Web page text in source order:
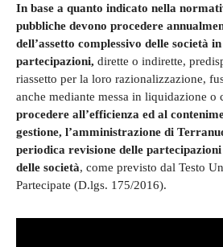
In base a quanto indicato nella
pubbliche devono procedere
dell’assetto complessivo delle società
partecipazioni, dirette o indirette,
riassetto per la loro razionalizzazione,
anche mediante messa in liquidazione o
procedere all’efficienza ed al
gestione, l’amministrazione di
periodica revisione delle partecipazioni
delle società, come previsto dal Testo
Partecipate (D.lgs. 175/2016).